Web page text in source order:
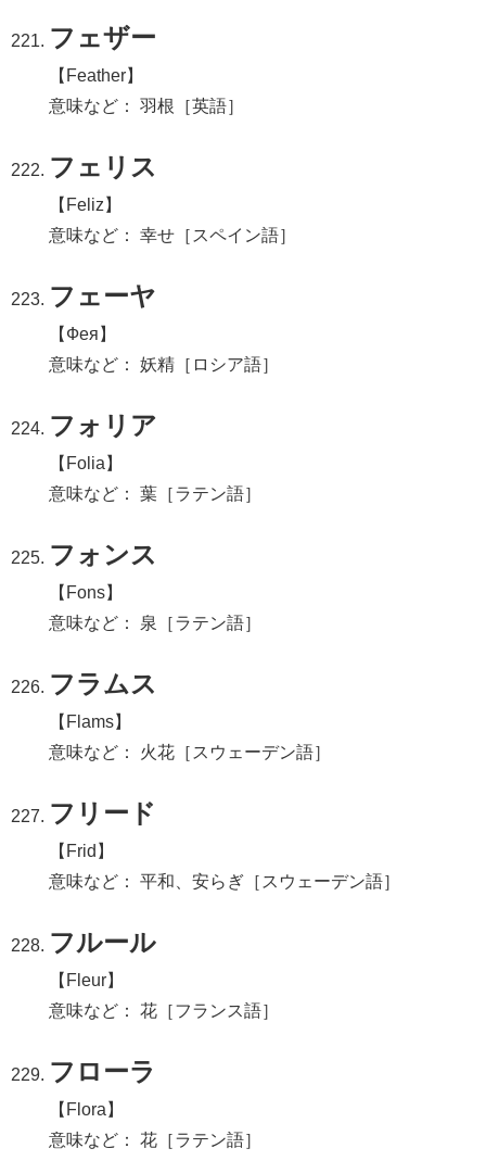
フェザー
【Feather】
意味など： 羽根［英語］
フェリス
【Feliz】
意味など： 幸せ［スペイン語］
フェーヤ
【Фея】
意味など： 妖精［ロシア語］
フォリア
【Folia】
意味など： 葉［ラテン語］
フォンス
【Fons】
意味など： 泉［ラテン語］
フラムス
【Flams】
意味など： 火花［スウェーデン語］
フリード
【Frid】
意味など： 平和、安らぎ［スウェーデン語］
フルール
【Fleur】
意味など： 花［フランス語］
フローラ
【Flora】
意味など： 花［ラテン語］